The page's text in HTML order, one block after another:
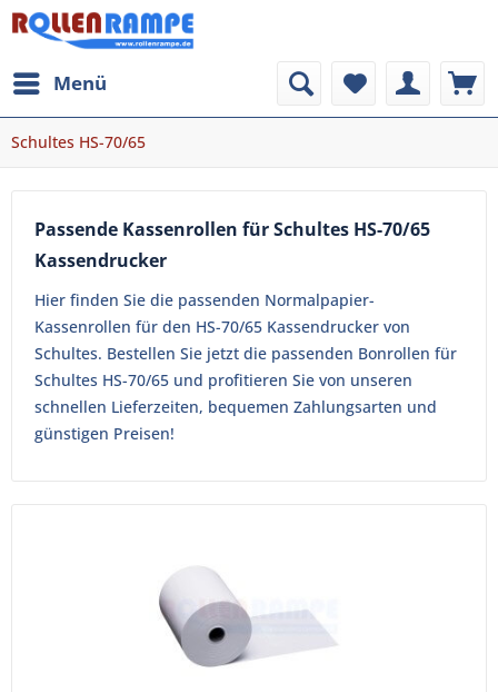
Menü
Schultes HS-70/65
Passende Kassenrollen für Schultes HS-70/65
Kassendrucker
Hier finden Sie die passenden Normalpapier-
Kassenrollen für den HS-70/65 Kassendrucker von
Schultes. Bestellen Sie jetzt die passenden Bonrollen für
Schultes HS-70/65 und profitieren Sie von unseren
schnellen Lieferzeiten, bequemen Zahlungsarten und
günstigen Preisen!